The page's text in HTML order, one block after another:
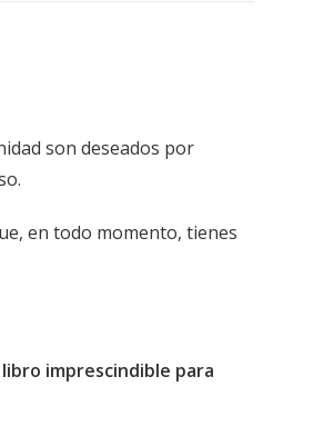
son deseados por
en todo momento, tienes
imprescindible para